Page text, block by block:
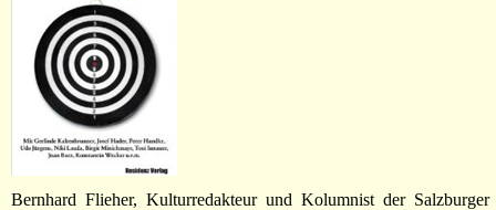
Bernhard Flieher, Kulturredakteur und Kolumnist der Salzburger